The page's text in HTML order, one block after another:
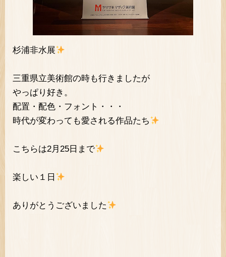
杉浦非水展
三重県立美術館の時も行きましたが
やっぱり好き。
配置・配色・フォント・・・
時代が変わっても愛される作品たち
こちらは2月25日まで
楽しい１日
ありがとうございました